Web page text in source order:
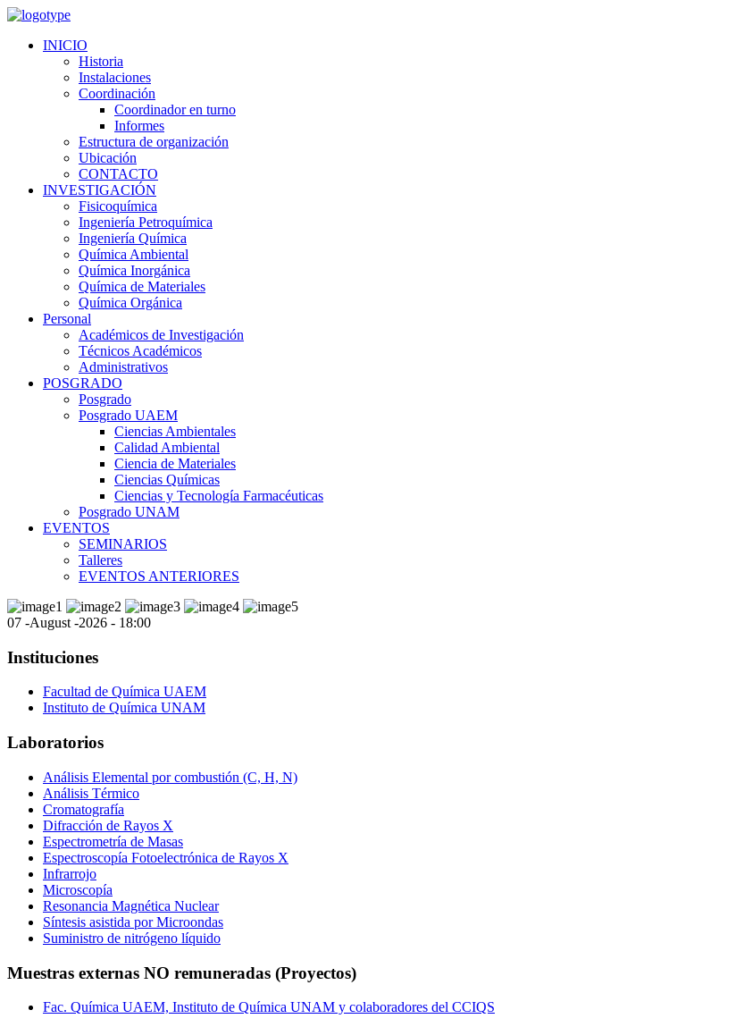
INICIO
Historia
Instalaciones
Coordinación
Coordinador en turno
Informes
Estructura de organización
Ubicación
CONTACTO
INVESTIGACIÓN
Fisicoquímica
Ingeniería Petroquímica
Ingeniería Química
Química Ambiental
Química Inorgánica
Química de Materiales
Química Orgánica
Personal
Académicos de Investigación
Técnicos Académicos
Administrativos
POSGRADO
Posgrado
Posgrado UAEM
Ciencias Ambientales
Calidad Ambiental
Ciencia de Materiales
Ciencias Químicas
Ciencias y Tecnología Farmacéuticas
Posgrado UNAM
EVENTOS
SEMINARIOS
Talleres
EVENTOS ANTERIORES
07 -August -2026 - 18:00
Instituciones
Facultad de Química UAEM
Instituto de Química UNAM
Laboratorios
Análisis Elemental por combustión (C, H, N)
Análisis Térmico
Cromatografía
Difracción de Rayos X
Espectrometría de Masas
Espectroscopía Fotoelectrónica de Rayos X
Infrarrojo
Microscopía
Resonancia Magnética Nuclear
Síntesis asistida por Microondas
Suministro de nitrógeno líquido
Muestras externas NO remuneradas (Proyectos)
Fac. Química UAEM, Instituto de Química UNAM y colaboradores del CCIQS